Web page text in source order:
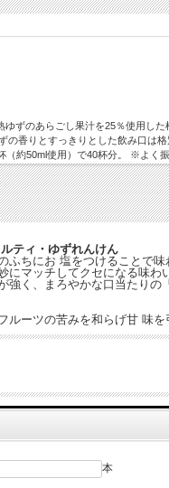
ゆずのあらごし果汁を25％使用し
香りとすっきりとした飲み口は
約50ml使用）で40杯分。 ※よく
もどうぞhttps://
ティ・ゆずれんけん
ふちにお 塩をつけることで
にマッチしてクセになる味わ
強く、まろやかな口当たり
ルーツの苦みを和らげ甘 味
本